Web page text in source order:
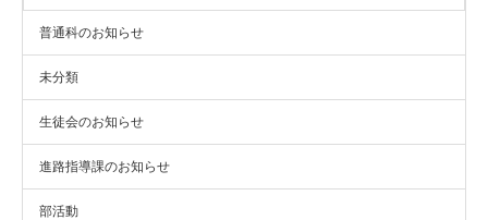
普通科のお知らせ
未分類
生徒会のお知らせ
進路指導課のお知らせ
部活動